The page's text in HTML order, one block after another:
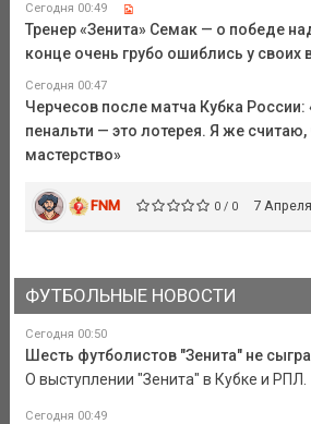
Сегодня 00:49
Тренер «Зенита» Семак — о победе
конце очень грубо ошиблись у своих
Сегодня 00:47
Черчесов после матча Кубка России:
пенальти — это лотерея. Я же считаю,
мастерство»
FNM 0 / 0 7
ФУТБОЛЬНЫЕ НОВОСТИ
Сегодня 00:50
Шесть футболистов "Зенита" не
О выступлении "Зенита" в Кубке и РПЛ.
Сегодня 00:49